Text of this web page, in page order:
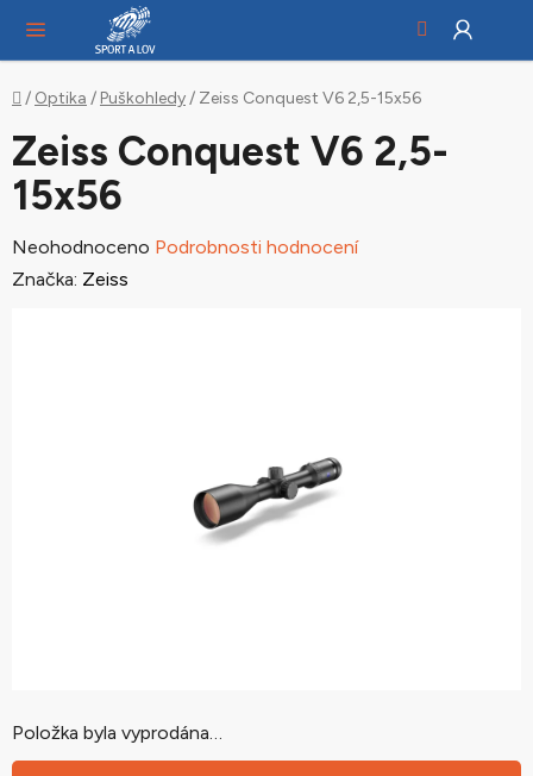
obsah
Domů
/ Optika / Puškohledy/ Zeiss Conquest V6 2,5-15x56
Položka byla vyprodána…
Zeiss Conquest V6 2,5-
15x56
Průměrné
hodnocení
Neohodnoceno Podrobnosti hodnocení
Značka: Zeiss